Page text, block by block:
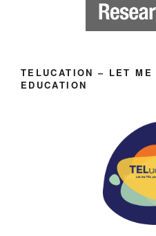
TELUCATION – LET ME
EDUCATION